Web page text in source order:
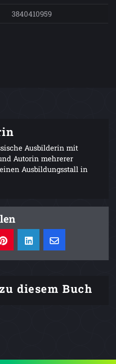
3840410959
Ausbilderin mit
Autorin mehrerer
Ausbildungsstall in
diesem Buch